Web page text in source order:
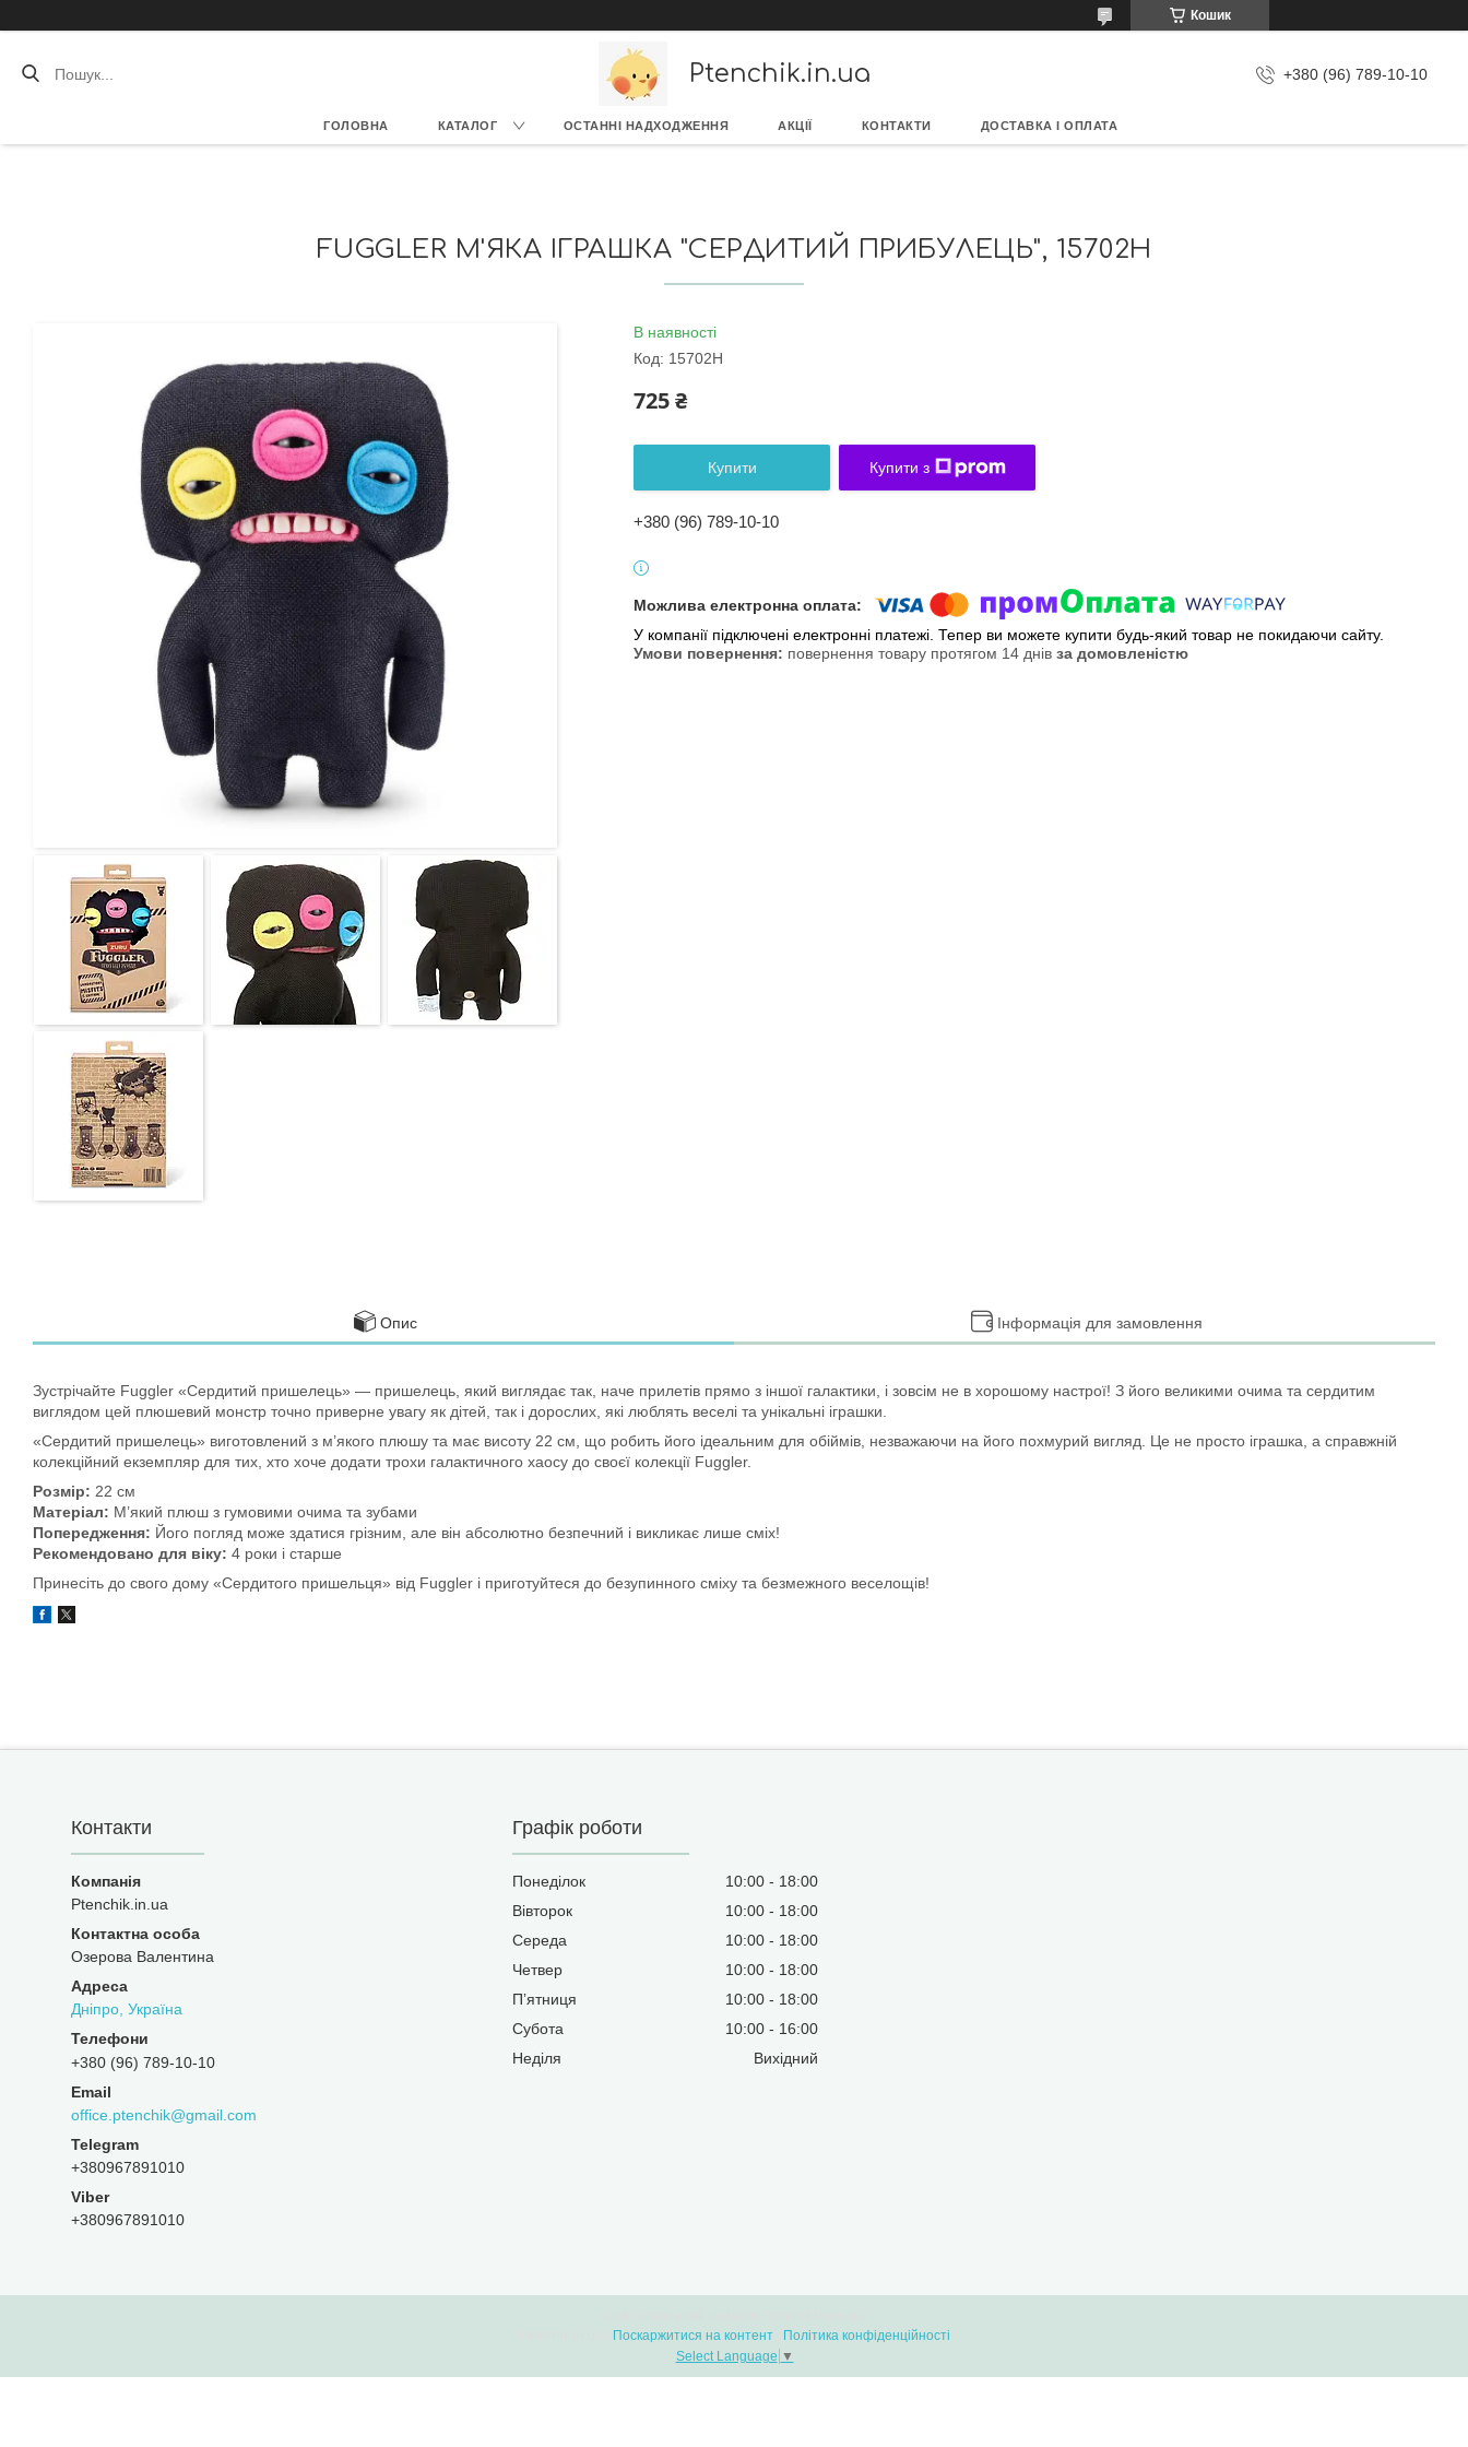
Кошик
Ptenchik.in.ua +380 (96) 789-10-10
ГОЛОВНА КАТАЛОГ ОСТАННІ НАДХОДЖЕННЯ АКЦІЇ КОНТАКТИ ДОСТАВКА І ОПЛАТА
FUGGLER М'ЯКА ІГРАШКА "СЕРДИТИЙ ПРИБУЛЕЦЬ", 15702H
В наявності
Код: 15702H
725 ₴
Купити Купити з
+380 (96) 789-10-10
У компанії підключені електронні платежі. Тепер ви можете купити будь-який товар не покидаючи сайту.
повернення товару протягом 14 днів за домовленістю
Опис Інформація для замовлення
Зустрічайте Fuggler «Сердитий пришелець» — пришелець, який виглядає так, наче прилетів прямо з іншої галактики, і зовсім не в хорошому настрої! З його великими очима та сердитим
виглядом цей плюшевий монстр точно приверне увагу як дітей, так і дорослих, які люблять веселі та унікальні іграшки.
«Сердитий пришелець» виготовлений з м’якого плюшу та має висоту 22 см, що робить його ідеальним для обіймів, незважаючи на його похмурий вигляд. Це не просто іграшка, а справжній
колекційний екземпляр для тих, хто хоче додати трохи галактичного хаосу до своєї колекції Fuggler.
Розмір: 22 см
Матеріал: М’який плюш з гумовими очима та зубами
Попередження: Його погляд може здатися грізним, але він абсолютно безпечний і викликає лише сміх!
Рекомендовано для віку: 4 роки і старше
Принесіть до свого дому «Сердитого пришельця» від Fuggler і приготуйтеся до безупинного сміху та безмежного веселощів!
Контакти
Ptenchik.in.ua
Озерова Валентина
Дніпро, Україна
+380 (96) 789-10-10
office.ptenchik@gmail.com
+380967891010
Viber
+380967891010
Графік роботи
Понеділок 10:00
18:00
Вівторок
10:00
18:00
Середа
10:00
18:00
Четвер
10:00
18:00
Пʼятниця
10:00
18:00
Субота
10:00
16:00
Неділя
Вихідний
Поскаржитися на контент
Політика конфіденційності
Select Language ▼